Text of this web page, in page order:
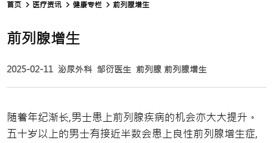
首页 医疗资讯 健康专栏 前列腺增生
前列腺增生
2025-02-11 泌尿外科 邹衍医生 前列腺 前列腺增生
随着年纪渐长,男士患上前列腺疾病的机会亦大大提升。
五十岁以上的男士有接近半数会患上良性前列腺增生症,